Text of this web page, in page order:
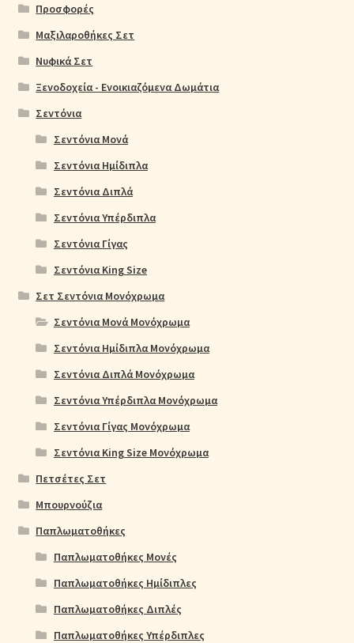
Προσφορές
Μαξιλαροθήκες Σετ
Νυφικά Σετ
Ξενοδοχεία - Ενοικιαζόμενα Δωμάτια
Σεντόνια
Σεντόνια Μονά
Σεντόνια Ημίδιπλα
Σεντόνια Διπλά
Σεντόνια Υπέρδιπλα
Σεντόνια Γίγας
Σεντόνια King Size
Σετ Σεντόνια Μονόχρωμα
Σεντόνια Μονά Μονόχρωμα
Σεντόνια Ημίδιπλα Μονόχρωμα
Σεντόνια Διπλά Μονόχρωμα
Σεντόνια Υπέρδιπλα Μονόχρωμα
Σεντόνια Γίγας Μονόχρωμα
Σεντόνια King Size Μονόχρωμα
Πετσέτες Σετ
Μπουρνούζια
Παπλωματοθήκες
Παπλωματοθήκες Μονές
Παπλωματοθήκες Ημίδιπλες
Παπλωματοθήκες Διπλές
Παπλωματοθήκες Υπέρδιπλες